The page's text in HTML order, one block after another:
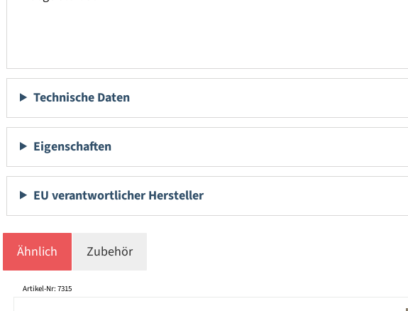
Technische Daten
Eigenschaften
EU verantwortlicher Hersteller
Ähnlich Zubehör
Produktgalerie überspringen
Artikel-Nr: 7315